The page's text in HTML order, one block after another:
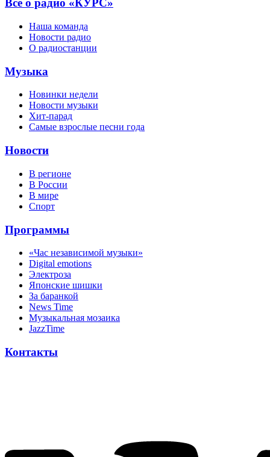
Всё о радио «КУРС»
Наша команда
Новости радио
О радиостанции
Музыка
Новинки недели
Новости музыки
Хит-парад
Самые взрослые песни года
Новости
В регионе
В России
В мире
Спорт
Программы
«Час независимой музыки»
Digital emotions
Электроза
Японскиe шишки
За баранкой
News Time
Музыкальная мозаика
JazzTime
Контакты